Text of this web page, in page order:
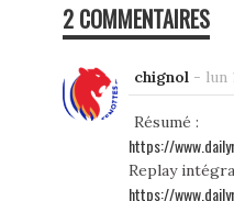
2 COMMENTAIRES
chignol - lun
Résumé :
https://
Replay
https://